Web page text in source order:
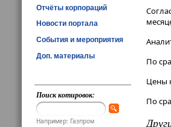
Отчёты корпораций
Новости портала
События и мероприятия
Доп. материалы
Поиск котировок:
Например: Газпром
По
Цены
По